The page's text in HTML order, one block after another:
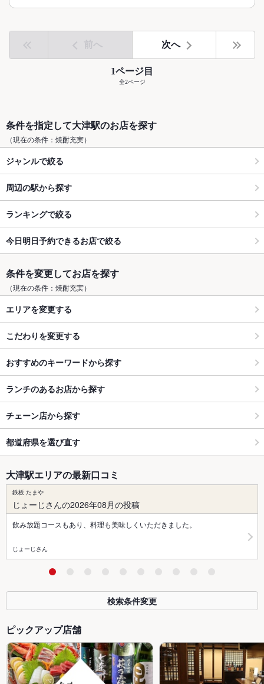
前へ 次へ
1ページ目
全2ページ
条件を指定して大津駅のお店を探す
（現在の条件：焼酎充実）
ジャンルで絞る
周辺の駅から探す
ランキングで絞る
今日明日予約できるお店で絞る
条件を変更してお店を探す
（現在の条件：焼酎充実）
エリアを変更する
こだわりを変更する
おすすめのキーワードから探す
ランチのあるお店から探す
チェーン店から探す
都道府県を選び直す
大津駅エリアの最新口コミ
鉄板 たまや
じょーじさんの2026年08月の投稿
飲み放題コースもあり、料理も美味しくいただきました。
じょーじさん
検索条件変更
ピックアップ店舗